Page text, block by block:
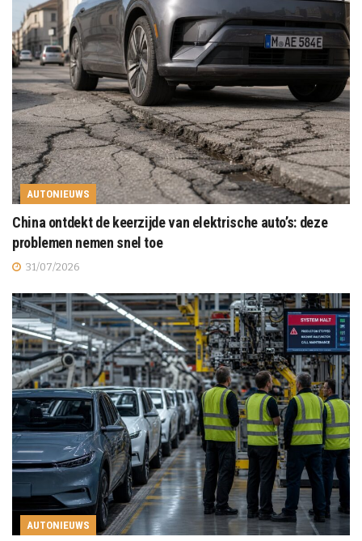
AUTONIEUWS
China ontdekt de keerzijde van elektrische auto’s: deze
problemen nemen snel toe
31/07/2026
AUTONIEUWS